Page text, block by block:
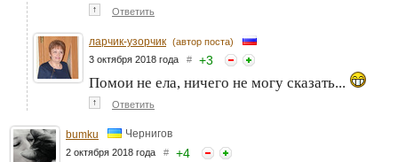
↑ Ответить
ларчик-узорчик (автор поста)
3 октября 2018 года # +3
Помои не ела, ничего не могу сказать...
↑ Ответить
bumku Чернигов
2 октября 2018 года # +4